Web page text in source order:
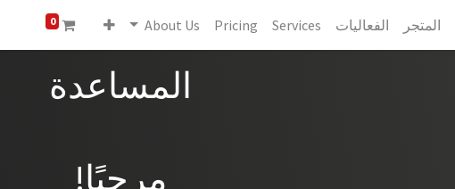
المتجر الفعاليات Services
Pricing
About Us
0
المساعدة
مرحبًا!